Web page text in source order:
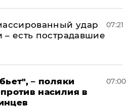
удар
есть пострадавшие
07:21
– поляки
насилия в
07:00